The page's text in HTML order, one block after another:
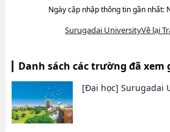
Ngày cập nhập thông tin gần nhất:
Surugadai UniversityVề lại
Danh sách các trường đã xem
[Đại học] Surugadai